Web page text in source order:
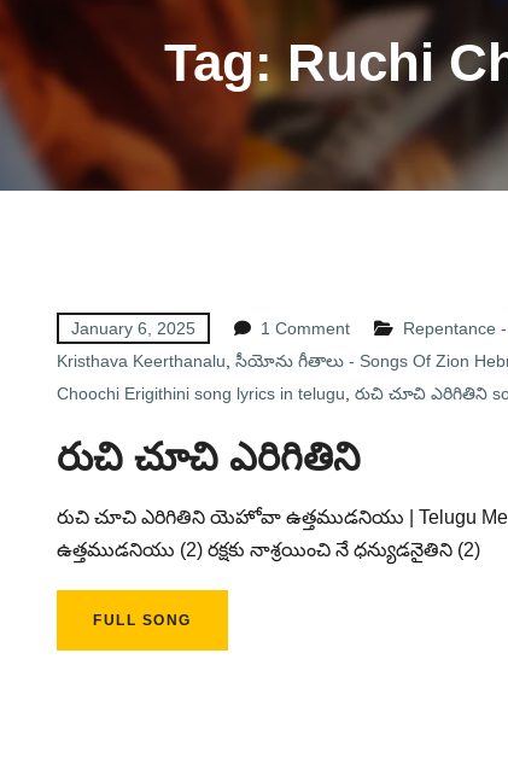
Tag: Ruchi
January 6, 2025 1 Comment
Kristhava Keerthanalu సీయోను గీతాలు - Songs Of Zion
Choochi Erigithini song lyrics in telugu రుచి చూచి ఎరిగితిని
రుచి చూచి ఎరిగితిని
రుచి చూచి ఎరిగితిని యెహోవా ఉత్తముడనియు | Telugu
ఉత్తముడనియు (2) రక్షకు నాశ్రయించి నే ధన్యుడనైతిని (2)
FULL SONG